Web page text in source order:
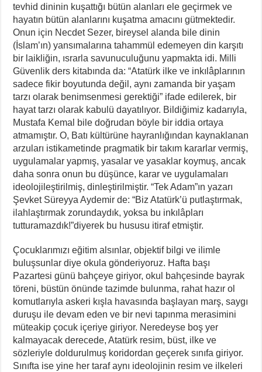
tevhid dininin kuşattığı bütün alanları ele geçirmek ve
hayatın bütün alanlarını kuşatma amacını gütmektedir.
Onun için Necdet Sezer, bireysel alanda bile dinin
(İslam’ın) yansımalarına tahammül edemeyen din karşıtı
bir laikliğin, ısrarla savunuculuğunu yapmakta idi. Milli
Güvenlik ders kitabında da: “Atatürk ilke ve inkılâplarının
sadece fikir boyutunda değil, aynı zamanda bir yaşam
tarzı olarak benimsenmesi gerektiği” ifade edilerek, bir
hayat tarzı olarak kabulü dayatılıyor. Bildiğimiz kadarıyla,
Mustafa Kemal bile doğrudan böyle bir iddia ortaya
atmamıştır. O, Batı kültürüne hayranlığından kaynaklanan
arzuları istikametinde pragmatik bir takım kararlar vermiş,
uygulamalar yapmış, yasalar ve yasaklar koymuş, ancak
daha sonra onun bu düşünce, karar ve uygulamaları
ideolojileştirilmiş, dinleştirilmiştir. “Tek Adam”ın yazarı
Şevket Süreyya Aydemir de: “Biz Atatürk’ü putlaştırmak,
ilahlaştırmak zorundaydık, yoksa bu inkılâpları
tutturamazdık!”diyerek bu hususu itiraf etmiştir.
Çocuklarımızı eğitim alsınlar, objektif bilgi ve ilimle
buluşsunlar diye okula gönderiyoruz. Hafta başı
Pazartesi günü bahçeye giriyor, okul bahçesinde bayrak
töreni, büstün önünde tazimde bulunma, rahat hazır ol
komutlarıyla askeri kışla havasında başlayan marş, saygı
duruşu ile devam eden ve bir nevi tapınma merasimini
müteakip çocuk içeriye giriyor. Neredeyse boş yer
kalmayacak derecede, Atatürk resim, büst, ilke ve
sözleriyle doldurulmuş koridordan geçerek sınıfa giriyor.
Sınıfta ise yine her taraf aynı ideolojinin resim ve ilkeleri